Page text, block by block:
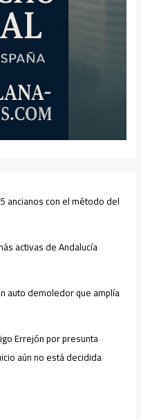
ancianos con el método del
activas de Andalucía
auto demoledor que amplía
Errejón por presunta
aún no está decidida